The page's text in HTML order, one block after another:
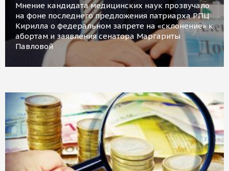
Мнение кандидата медицинских наук прозвучало
на фоне последнего предложения патриарха РПЦ
Кирилла о федеральном запрете на «склонение» к
абортам и заявления сенатора Маргариты
Павловой